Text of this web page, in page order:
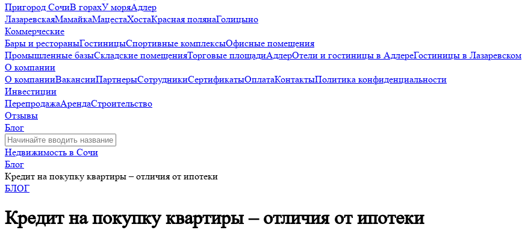
Пригород СочиВ горахУ моряАдлер
ЛазаревскаяМамайкаМацестаХостаКрасная полянаГолицыно
Коммерческие
Бары и рестораныГостиницыСпортивные комплексыОфисные помещения
Промышленные базыСкладские помещенияТорговые площадиАдлерОтели и гостиницы в АдлереГостиницы в Лазаревском
О компании
О компанииВакансииПартнерыСотрудникиСертификатыОплатаКонтактыПолитика конфиденциальности
Инвестиции
ПерепродажаАрендаСтроительство
Отзывы
Блог
Недвижимость в Сочи
Блог
Кредит на покупку квартиры – отличия от ипотеки
БЛОГ
Кредит на покупку квартиры – отличия от ипотеки